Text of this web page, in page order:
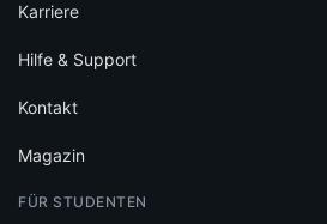
Karriere
Hilfe & Support
Kontakt
Magazin
FÜR STUDENTEN